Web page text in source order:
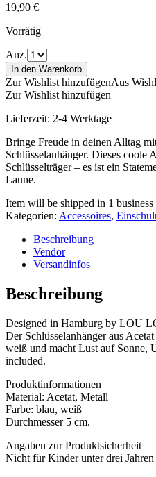
19,90 €
Vorrätig
Anz.
In den Warenkorb
Zur Wishlist hinzufügenAus
Zur Wishlist hinzufügen
Lieferzeit: 2-4 Werktage
Bringe Freude in deinen Alltag
Schlüsselanhänger. Dieses coole
Schlüsselträger – es ist ein
Laune.
Item will be shipped in 1 business
Kategorien: Accessoires,
Beschreibung
Vendor
Versandinfos
Beschreibung
Designed in Hamburg by LOU
Der Schlüsselanhänger aus
weiß und macht Lust auf Sonne,
included.
Produktinformationen
Material: Acetat, Metall
Farbe: blau, weiß
Durchmesser 5 cm.
Angaben zur Produktsicherheit
Nicht für Kinder unter drei Jahren